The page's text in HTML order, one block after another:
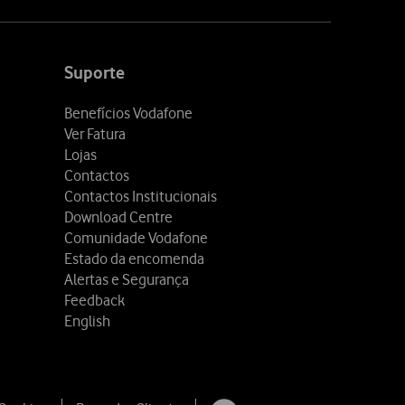
Suporte
Benefícios Vodafone
Ver Fatura
Lojas
Contactos
Contactos Institucionais
Download Centre
Comunidade Vodafone
Estado da encomenda
Alertas e Segurança
Feedback
English